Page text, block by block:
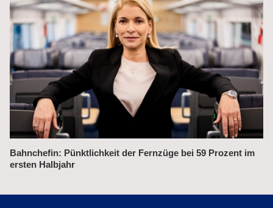
Bahnchefin: Pünktlichkeit der Fernzüge bei 59 Prozent im
ersten Halbjahr